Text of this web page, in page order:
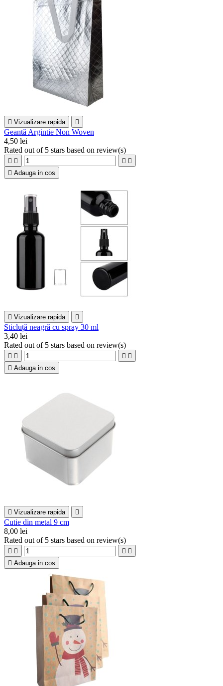
 Vizualizare rapida 
Geantă Argintie Non Woven
4,50 lei
Rated out of 5 stars based on review(s)
   
 Adauga in cos
 Vizualizare rapida 
Sticluță neagră cu spray 30 ml
3,40 lei
Rated out of 5 stars based on review(s)
   
 Adauga in cos
 Vizualizare rapida 
Cutie din metal 9 cm
8,00 lei
Rated out of 5 stars based on review(s)
   
 Adauga in cos